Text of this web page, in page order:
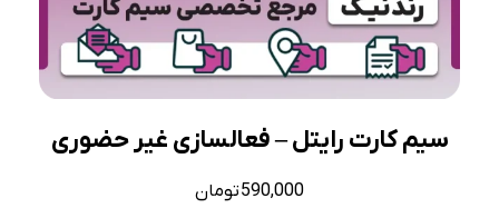
سیم کارت رایتل – فعالسازی غیر حضوری
590,000تومان